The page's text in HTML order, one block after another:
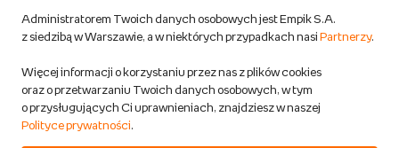
Polityka prywatności empik
Raty u partnerów Empiku
Administratorem Twoich danych osobowych jest Empik S.A.
z siedzibą w Warszawie, a w niektórych przypadkach nasi Partnerzy.
Więcej informacji o korzystaniu przez nas z plików cookies
oraz o przetwarzaniu Twoich danych osobowych, w tym
o przysługujących Ci uprawnieniach, znajdziesz w naszej
Polityce prywatności.